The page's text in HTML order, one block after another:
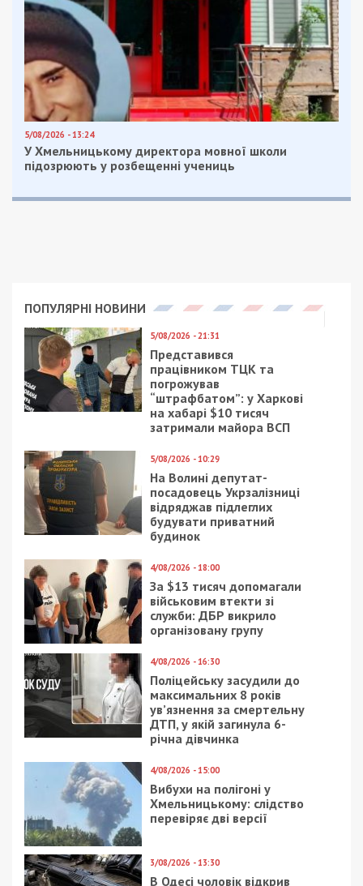
5/08/2026 - 13:24
У Хмельницькому директора мовної школи
підозрюють у розбещенні учениць
ПОПУЛЯРНІ НОВИНИ
5/08/2026 - 21:31
Представився
працівником ТЦК та
погрожував
“штрафбатом”: у Харкові
на хабарі $10 тисяч
затримали майора ВСП
5/08/2026 - 10:29
На Волині депутат-
посадовець Укрзалізниці
відряджав підлеглих
будувати приватний
будинок
4/08/2026 - 18:00
За $13 тисяч допомагали
військовим втекти зі
служби: ДБР викрило
організовану групу
4/08/2026 - 16:30
Поліцейську засудили до
максимальних 8 років
ув’язнення за смертельну
ДТП, у якій загинула 6-
річна дівчинка
4/08/2026 - 15:00
Вибухи на полігоні у
Хмельницькому: слідство
перевіряє дві версії
3/08/2026 - 13:30
В Одесі чоловік відкрив